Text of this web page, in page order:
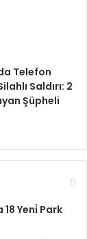
Telefon
Saldırı: 2
Şüpheli
18 Yeni̇ Park